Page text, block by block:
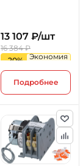
13 107 ₽/шт
16 384 ₽
-20%
Экономия
Подробнее